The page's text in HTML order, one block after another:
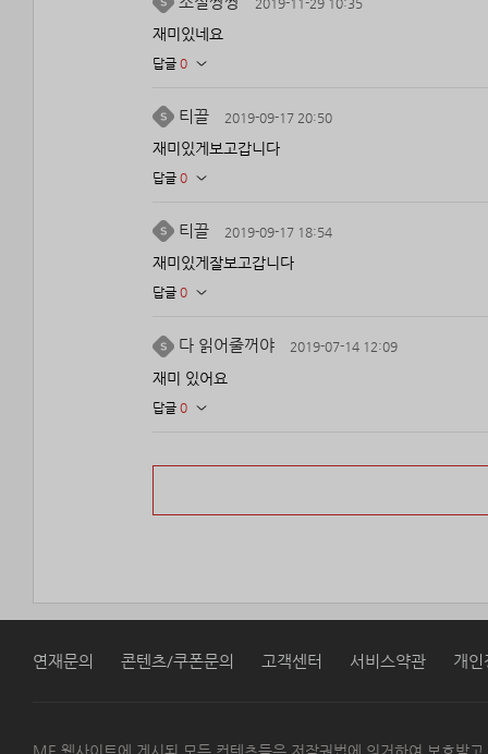
재미있네요
답글 0
티끌 2019-09-17 20:50
재미있게보고갑니다
답글 0
티끌 2019-09-17 18:54
재미있게잘보고갑니다
답글 0
다 읽어줄꺼야 2019-07-14 12:09
재미 있어요
답글 0
연재문의 콘텐츠/쿠폰문의 고객센터 서비스약관 개인
ME 웹사이트에 게시된 모든 컨텐츠들은 저작권법에 의거하여 보호받